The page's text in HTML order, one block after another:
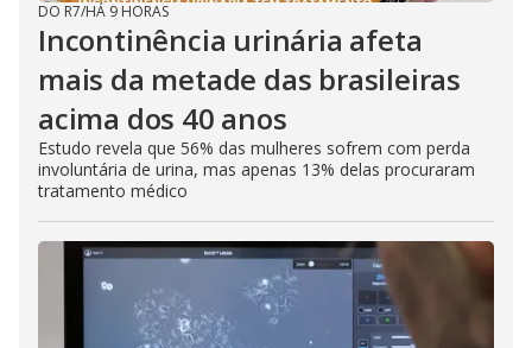
DO R7/HÁ 9 HORAS
Incontinência urinária afeta
mais da metade das brasileiras
acima dos 40 anos
Estudo revela que 56% das mulheres sofrem com perda
involuntária de urina, mas apenas 13% delas procuraram
tratamento médico